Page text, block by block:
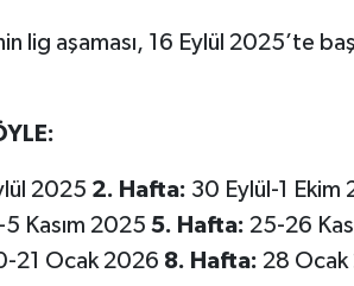
lig aşaması, 16 Eylül 2025’te
2025 2. Hafta: 30 Eylül-1 Ekim
Kasım 2025 5. Hafta: 25-26
21 Ocak 2026 8. Hafta: 28